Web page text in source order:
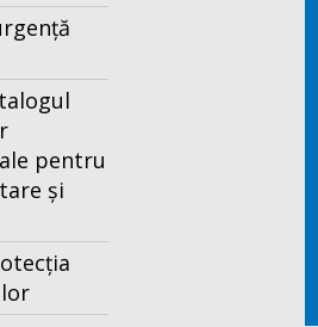
pentru
și